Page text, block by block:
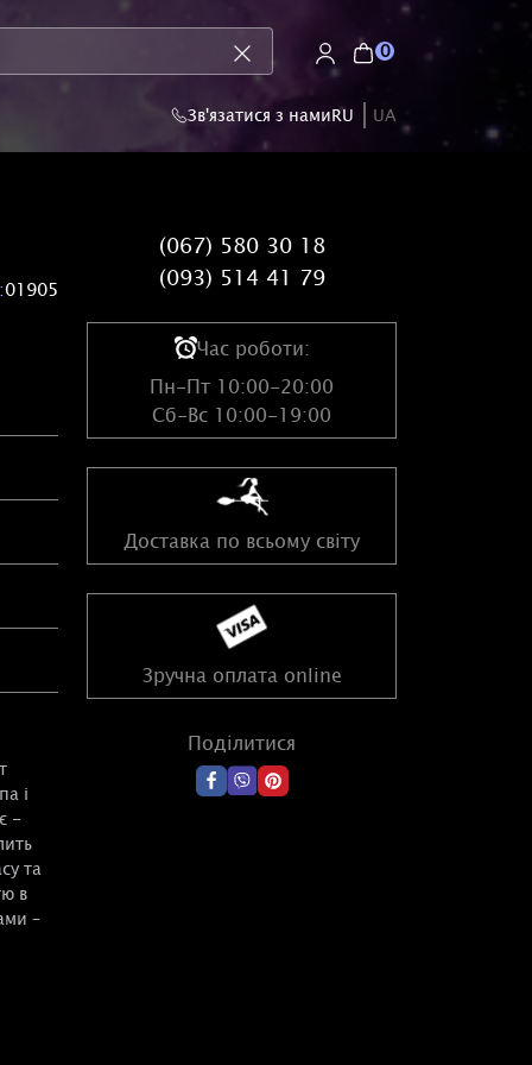
0
Зв'язатися з намиRU UA
01905
і
-
та
в
–
(067) 580 30 18
(093) 514 41 79
Час роботи:
Пн-Пт 10:00-20:00
Сб-Вс 10:00-19:00
Доставка по всьому світу
Зручна оплата online
Поділитися